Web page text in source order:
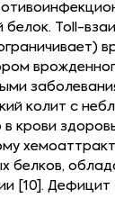
Toll-
колит с
крови
[10].